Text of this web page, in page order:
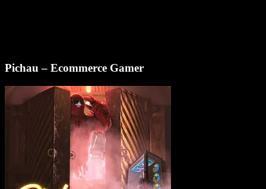
Pichau – Ecommerce Gamer